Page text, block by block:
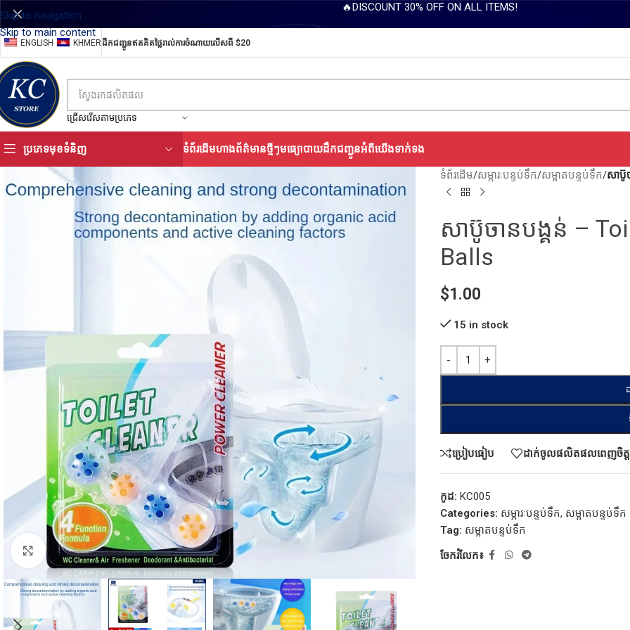
Skip to navigation
Skip to main content
🔥DISCOUNT 30% OFF ON ALL ITEMS!
ENGLISH KHMER ដឹកជញ្ជូនឥតគិតថ្លៃរាល់ការចំណាយលើសពី $20
ជ្រើសរើសតាមប្រភេទ
ប្រភេទមុខទំនិញ ទំព័រដើមហាងព័ត៌មានថ្មីៗមធ្យោបាយដឹកជញ្ជូនអំពីយើងទាក់ទង
Click to enlarge
ទំព័រដើម/សម្ភារៈបន្ទប់ទឹក/សម្អាតបន្ទប់ទឹក/សាប៊ូ
សាប៊ូចានបង្គន់ –
Balls
$1.00
15 in stock
ប្រៀបធៀប ដាក់ចូលផលិតផលពេញចិត្ត
កូដ: KC005
Categories: សម្ភារៈបន្ទប់ទឹក, សម្អាតបន្ទប់ទឹក
Tag: សម្អាតបន្ទប់ទឹក
ចែករំលែក៖